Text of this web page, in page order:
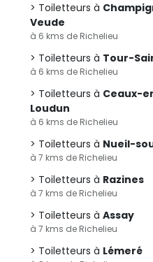
Toiletteurs à
Veude
à 6 kms de Richelieu
Toiletteurs à Tour-
à 6 kms de Richelieu
Toiletteurs à Ceaux-
Loudun
à 6 kms de Richelieu
Toiletteurs à Nueil-
à 7 kms de Richelieu
Toiletteurs à Razines
à 7 kms de Richelieu
Toiletteurs à Assay
à 7 kms de Richelieu
Toiletteurs à Lémeré